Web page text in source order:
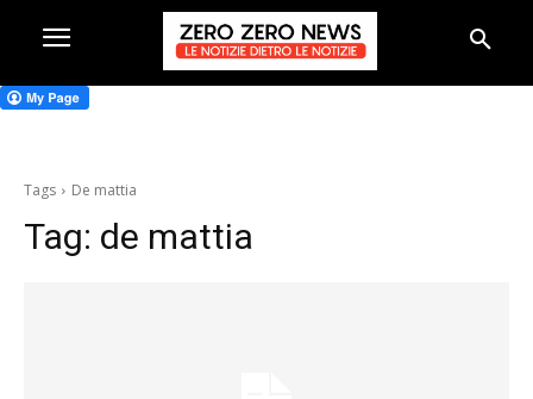
Tags De mattia
Tag: de mattia